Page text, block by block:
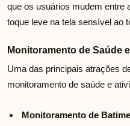
que os usuários mudem entre
toque leve na tela sensível ao
Monitoramento de Saúde
Uma das principais atrações
monitoramento de saúde e
Monitoramento de